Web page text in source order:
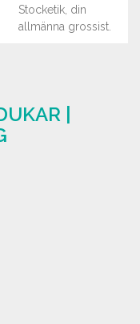
Stocketik, din
allmänna grossist.
|